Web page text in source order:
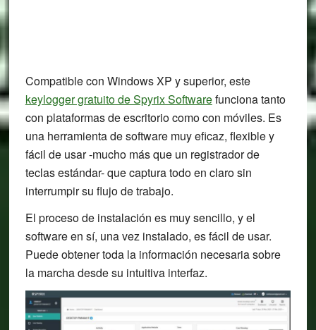
Compatible con Windows XP y superior, este
keylogger gratuito de Spyrix Softwarefunciona tanto
con plataformas de escritorio como con móviles. Es
una herramienta de software muy eficaz, flexible y
fácil de usar -mucho más que un registrador de
teclas estándar- que captura todo en claro sin
interrumpir su flujo de trabajo.
El proceso de instalación es muy sencillo, y el
software en sí, una vez instalado, es fácil de usar.
Puede obtener toda la información necesaria sobre
la marcha desde su intuitiva interfaz.